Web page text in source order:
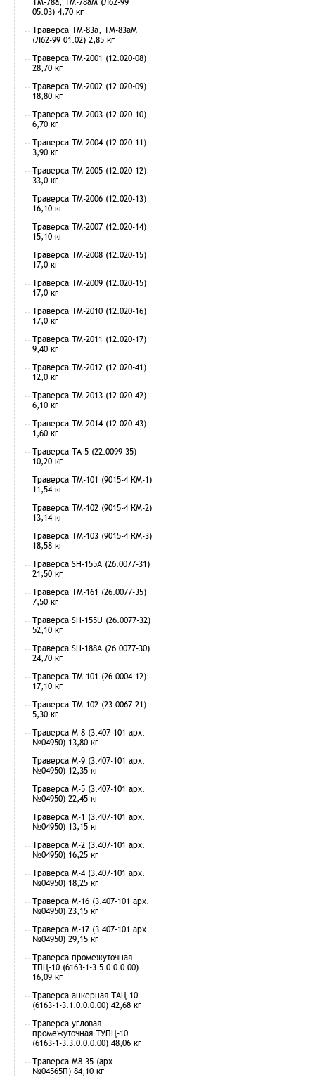
05.03) 4,70 кг
Траверса ТМ-83а, ТМ-83аМ
(Л62-99 01.02) 2,85 кг
Траверса ТМ-2001 (12.020-08)
28,70 кг
Траверса ТМ-2002 (12.020-09)
18,80 кг
Траверса ТМ-2003 (12.020-10)
6,70 кг
Траверса ТМ-2004 (12.020-11)
3,90 кг
Траверса ТМ-2005 (12.020-12)
33,0 кг
Траверса ТМ-2006 (12.020-13)
16,10 кг
Траверса ТМ-2007 (12.020-14)
15,10 кг
Траверса ТМ-2008 (12.020-15)
17,0 кг
Траверса ТМ-2009 (12.020-15)
17,0 кг
Траверса ТМ-2010 (12.020-16)
17,0 кг
Траверса ТМ-2011 (12.020-17)
9,40 кг
Траверса ТМ-2012 (12.020-41)
12,0 кг
Траверса ТМ-2013 (12.020-42)
6,10 кг
Траверса ТМ-2014 (12.020-43)
1,60 кг
Траверса ТА-5 (22.0099-35)
10,20 кг
Траверса ТМ-101 (9015-4 КМ-1)
11,54 кг
Траверса ТМ-102 (9015-4 КМ-2)
13,14 кг
Траверса ТМ-103 (9015-4 КМ-3)
18,58 кг
Траверса SH-155А (26.0077-31)
21,50 кг
Траверса ТМ-161 (26.0077-35)
7,50 кг
Траверса SH-155U (26.0077-32)
52,10 кг
Траверса SH-188А (26.0077-30)
24,70 кг
Траверса ТМ-101 (26.0004-12)
17,10 кг
Траверса ТМ-102 (23.0067-21)
5,30 кг
Траверса М-8 (3.407-101 арх.
№04950) 13,80 кг
Траверса М-9 (3.407-101 арх.
№04950) 12,35 кг
Траверса М-5 (3.407-101 арх.
№04950) 22,45 кг
Траверса М-1 (3.407-101 арх.
№04950) 13,15 кг
Траверса М-2 (3.407-101 арх.
№04950) 16,25 кг
Траверса М-4 (3.407-101 арх.
№04950) 18,25 кг
Траверса М-16 (3.407-101 арх.
№04950) 23,15 кг
Траверса М-17 (3.407-101 арх.
№04950) 29,15 кг
Траверса промежуточная
ТПЦ-10 (6163-1-3.5.0.0.0.00)
16,09 кг
Траверса анкерная ТАЦ-10
(6163-1-3.1.0.0.0.00) 42,68 кг
Траверса угловая
промежуточная ТУПЦ-10
(6163-1-3.3.0.0.0.00) 48,06 кг
Траверса М8-35 (арх.
№04565П) 84,10 кг